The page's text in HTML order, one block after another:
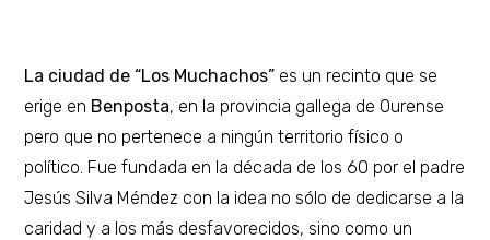
La ciudad de “Los Muchachos” es un recinto que se
erige en Benposta, en la provincia gallega de Ourense
pero que no pertenece a ningún territorio físico o
político. Fue fundada en la década de los 60 por el padre
Jesús Silva Méndez con la idea no sólo de dedicarse a la
caridad y a los más desfavorecidos, sino como un